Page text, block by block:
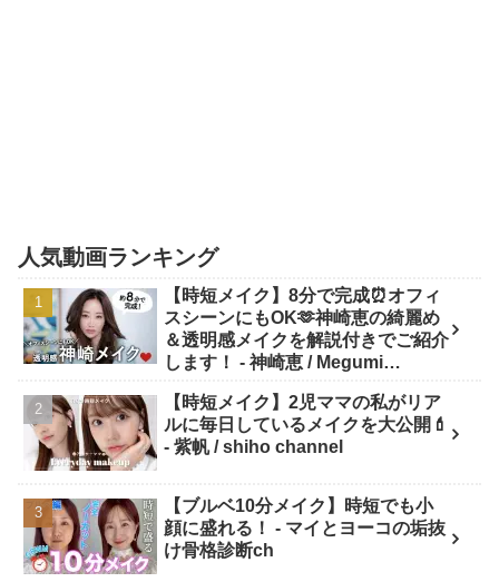
人気動画ランキング
【時短メイク】8分で完成⏰オフィ
スシーンにもOK🫶神崎恵の綺麗め
＆透明感メイクを解説付きでご紹介
します！ - 神崎恵 / Megumi
【時短メイク】2児ママの私がリア
ルに毎日しているメイクを大公開💄
- 紫帆 / shiho channel
【ブルベ10分メイク】時短でも小
顔に盛れる！ - マイとヨーコの垢抜
け骨格診断ch